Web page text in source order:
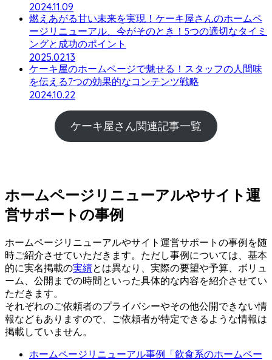
2024.11.09
燃えあがる甘い未来を実現！ケーキ屋さんのホームペ
ージリニューアル、今がそのとき！5つの適切なタイミ
ングと成功のポイント
2025.02.13
ケーキ屋のホームページで魅せる！スタッフの人間味
を伝える7つの効果的なコンテンツ戦略
2024.10.22
ケーキ屋さん関連記事一覧
ホームページリニューアルやサイト運
営サポートの事例
ホームページリニューアルやサイト運営サポートの事例を随
時ご紹介させていただきます。ただし事例については、基本
的に実名掲載の実績とは異なり、実際の要望や予算、ボリュ
ーム、公開までの時間といった具体的な内容を紹介させてい
ただきます。
それぞれのご依頼者のプライバシーやその他公開できない情
報などもありますので、ご依頼者が特定できるような情報は
掲載していません。
ホームページリニューアル事例「飲食系のホームペー